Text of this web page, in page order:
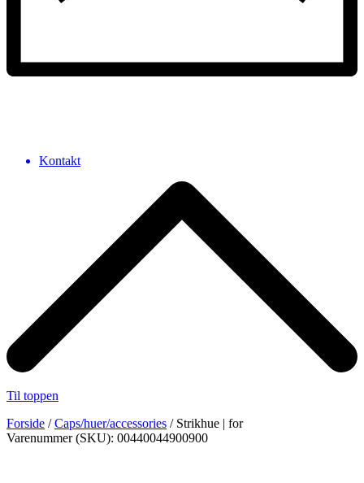
Kontakt
Til toppen
Forside /Caps/huer/accessories / Strikhue | for
Varenummer (SKU): 00440044900900